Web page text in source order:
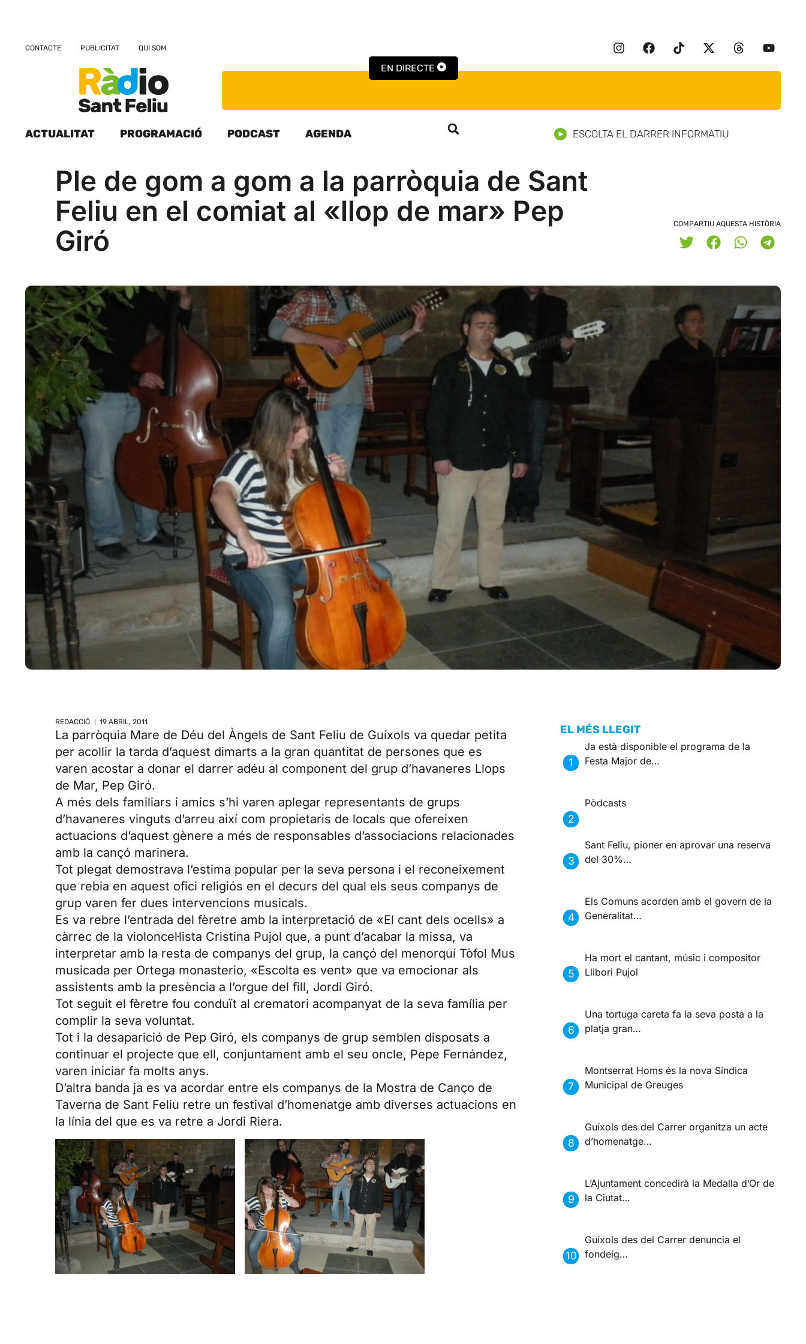
CONTACTE PUBLICITAT QUI SOM
EN DIRECTE
ACTUALITAT PROGRAMACIÓ PODCAST AGENDA ESCOLTA EL DARRER INFORMATIU
Ple de gom a gom a la parròquia de Sant
Feliu en el comiat al «llop de mar» Pep
Giró
COMPARTIU AQUESTA HISTÒRIA
REDACCIÓ 19 ABRIL, 2011
La parròquia Mare de Déu del Àngels de Sant Feliu de Guíxols va quedar petita
per acollir la tarda d’aquest dimarts a la gran quantitat de persones que es
varen acostar a donar el darrer adéu al component del grup d’havaneres Llops
de Mar, Pep Giró.
A més dels familiars i amics s’hi varen aplegar representants de grups
d’havaneres vinguts d’arreu així com propietaris de locals que ofereixen
actuacions d’aquest gènere a més de responsables d’associacions relacionades
amb la cançó marinera.
Tot plegat demostrava l’estima popular per la seva persona i el reconeixement
que rebia en aquest ofici religiós en el decurs del qual els seus companys de
grup varen fer dues intervencions musicals.
Es va rebre l’entrada del fèretre amb la interpretació de «El cant dels ocells» a
càrrec de la violoncel·lista Cristina Pujol que, a punt d’acabar la missa, va
interpretar amb la resta de companys del grup, la cançó del menorquí Tòfol Mus
musicada per Ortega monasterio, «Escolta es vent» que va emocionar als
assistents amb la presència a l’orgue del fill, Jordi Giró.
Tot seguit el fèretre fou conduït al crematori acompanyat de la seva família per
complir la seva voluntat.
Tot i la desaparició de Pep Giró, els companys de grup semblen disposats a
continuar el projecte que ell, conjuntament amb el seu oncle, Pepe Fernández,
varen iniciar fa molts anys.
D’altra banda ja es va acordar entre els companys de la Mostra de Canço de
Taverna de Sant Feliu retre un festival d’homenatge amb diverses actuacions en
la línia del que es va retre a Jordi Riera.
EL MÉS LLEGIT
Ja està disponible el programa de la
Festa Major de…
Pòdcasts
Sant Feliu, pioner en aprovar una reserva
del 30%…
Els Comuns acorden amb el govern de la
Generalitat…
Ha mort el cantant, músic i compositor
Llibori Pujol
Una tortuga careta fa la seva posta a la
platja gran…
Montserrat Homs és la nova Síndica
Municipal de Greuges
Guíxols des del Carrer organitza un acte
d’homenatge…
L’Ajuntament concedirà la Medalla d’Or de
la Ciutat…
Guíxols des del Carrer denuncia el
fondeig…